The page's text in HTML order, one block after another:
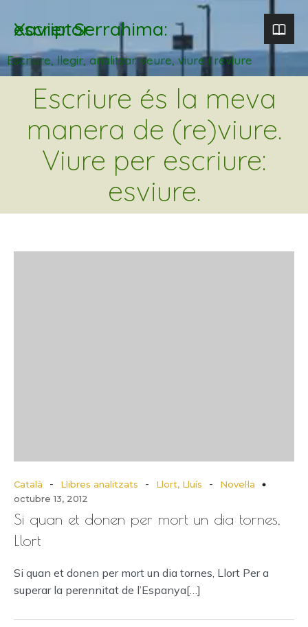
Xavier Serrahima: escriptor
Escriure, llegir, analitzar. veure, viure i reviure
Escriure és la meva
manera de (re)viure.
Viure per escriure:
esviure.
Català - Llibres analitzats - Llort, Lluís -
Novel·la
octubre 13, 2012
Si quan et donen per mort un dia tornes,
Llort
Si quan et donen per mort un dia tornes, Llort Per a
superar la perennitat de l’Espanya[…]